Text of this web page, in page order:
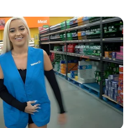
DÜNYA
qırıcıları havaya qaldırdı